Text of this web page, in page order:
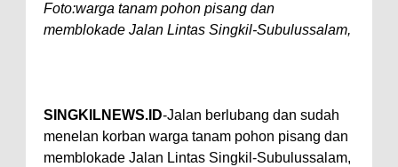
Foto:warga tanam pohon pisang dan
memblokade Jalan Lintas Singkil-Subulussalam,
SINGKILNEWS.ID-Jalan berlubang dan sudah
menelan korban warga tanam pohon pisang dan
memblokade Jalan Lintas Singkil-Subulussalam,